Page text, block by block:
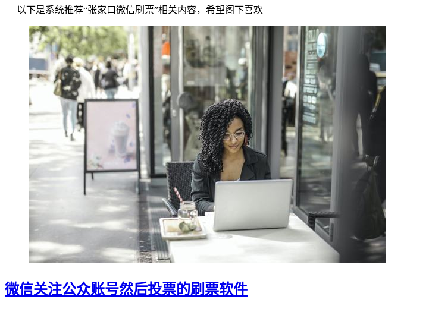
以下是系统推荐“张家口微信刷票”相关内容，希望阁下喜欢
微信关注公众账号然后投票的刷票软件